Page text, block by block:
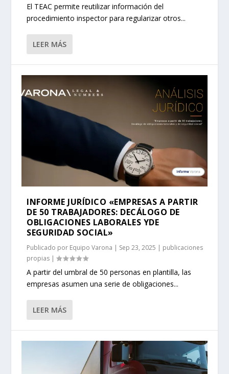
El TEAC permite reutilizar información del
procedimiento inspector para regularizar otros...
LEER MÁS
INFORME JURÍDICO «EMPRESAS A PARTIR
DE 50 TRABAJADORES: DECÁLOGO DE
OBLIGACIONES LABORALES YDE
SEGURIDAD SOCIAL»
Publicado por Equipo Varona | Sep 23, 2025 | publicaciones
propias |
A partir del umbral de 50 personas en plantilla, las
empresas asumen una serie de obligaciones...
LEER MÁS